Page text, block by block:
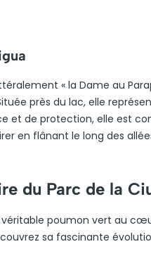
« la Dame au
près du lac, elle
et de protection, elle est
en flânant le long des
du Parc de la
véritable poumon vert au
sa fascinante